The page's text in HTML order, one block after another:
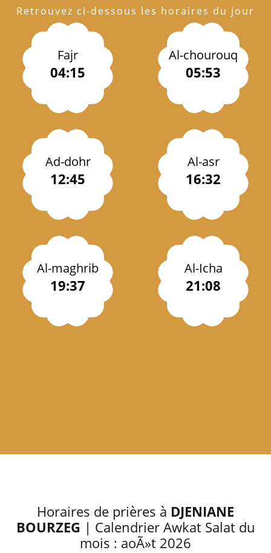
Retrouvez ci-dessous les horaires du jour
Fajr
04:15
Al-chourouq
05:53
Ad-dohr
12:45
Al-asr
16:32
Al-maghrib
19:37
Al-Icha
21:08
Horaires de prières à DJENIANE
BOURZEG | Calendrier Awkat Salat du
mois : aoÃ»t 2026